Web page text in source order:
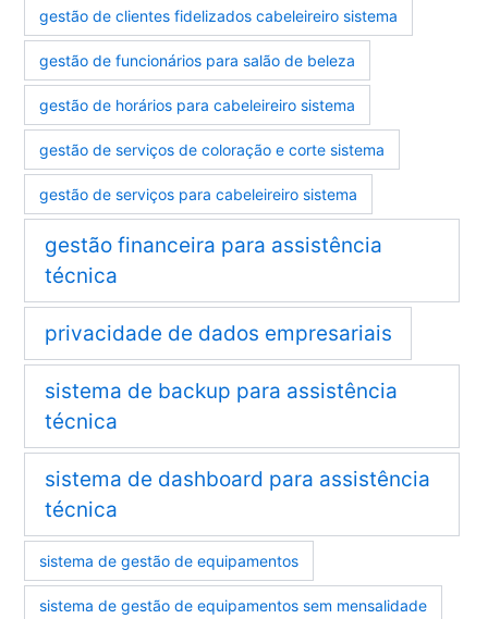
gestão de clientes fidelizados cabeleireiro sistema
gestão de funcionários para salão de beleza
gestão de horários para cabeleireiro sistema
gestão de serviços de coloração e corte sistema
gestão de serviços para cabeleireiro sistema
gestão financeira para assistência
técnica
privacidade de dados empresariais
sistema de backup para assistência
técnica
sistema de dashboard para assistência
técnica
sistema de gestão de equipamentos
sistema de gestão de equipamentos sem mensalidade